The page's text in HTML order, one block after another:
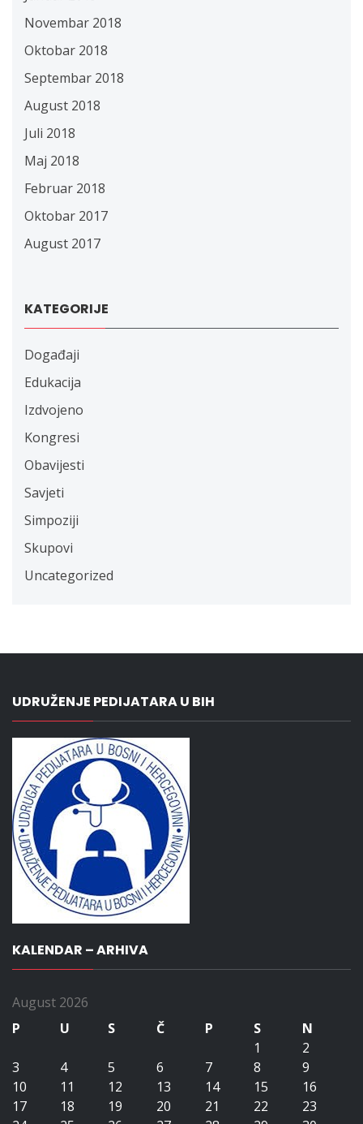
Novembar 2018
Oktobar 2018
Septembar 2018
August 2018
Juli 2018
Maj 2018
Februar 2018
Oktobar 2017
August 2017
KATEGORIJE
Događaji
Edukacija
Izdvojeno
Kongresi
Obavijesti
Savjeti
Simpoziji
Skupovi
Uncategorized
UDRUŽENJE PEDIJATARA U BIH
KALENDAR – ARHIVA
August 2026
P
U S Č P S
N
1
2
3
4 5 6 7 8
9
10
11 12 13 14 15
16
17
18 19 20 21 22
23